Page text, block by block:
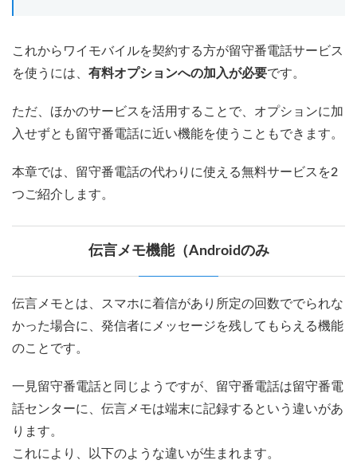
これからワイモバイルを契約する方が留守番電話サービス
を使うには、 有料オプションへの加入が必要です。
ただ、ほかのサービスを活用することで、オプションに加
入せずとも留守番電話に近い機能を使うこともできます。
本章では、留守番電話の代わりに使える無料サービスを2
つご紹介します。
伝言メモ機能（Androidのみ
伝言メモとは、スマホに着信があり所定の回数ででられな
かった場合に、発信者にメッセージを残してもらえる機能
のことです。
一見留守番電話と同じようですが、留守番電話は留守番電
話センターに、伝言メモは端末に記録するという違いがあ
ります。
これにより、以下のような違いが生まれます。